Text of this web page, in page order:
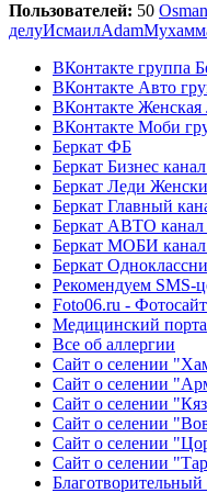
Пользователей: 50 Osman
делуИсмаилAdam
ВКонтакте группа
ВКонтакте Авто
ВКонтакте Женская
ВКонтакте Моби
Беркат ФБ
Беркат Бизнес
Беркат Леди
Беркат Главный
Беркат АВТО канал
Беркат МОБИ канал
Беркат
Рекомендуем SMS-
Foto06.ru -
Медицинский
Все об аллергии
Сайт о селении
Сайт о селении
Сайт о селении
Сайт о селении
Сайт о селении
Сайт о селении